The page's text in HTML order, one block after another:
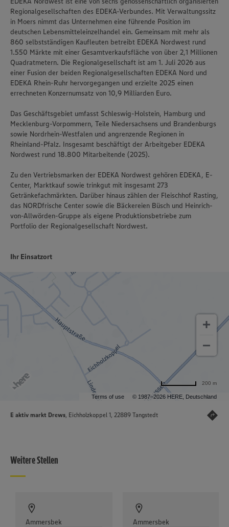
Regionalgesellschaften des EDEKA-Verbundes. Mit Verwaltungssitz
in Moers nimmt das Unternehmen eine führende Position im
deutschen Lebensmitteleinzelhandel ein. Gemeinsam mit mehr als
860 selbstständigen Kaufleuten betreibt EDEKA Nordwest rund
1.550 Märkte mit einer Gesamtverkaufsfläche von über 2,1 Millionen
Quadratmetern. Die Regionalgesellschaft ist am 1. Juli 2026 aus
einer Fusion der beiden Regionalgesellschaften EDEKA Nord und
EDEKA Rhein-Ruhr hervorgegangen und erzielte 2025 einen
errechneten Konzernumsatz von 10,9 Milliarden Euro.
Das Geschäftsgebiet umfasst Schleswig-Holstein, Hamburg und
Mecklenburg-Vorpommern, Teile Niedersachsens und Brandenburgs
sowie Nordrhein-Westfalen und angrenzende Regionen in
Rheinland-Pfalz. Insgesamt beschäftigt der Arbeitgeber EDEKA
Nordwest rund 18.800 Mitarbeitende (2025).
Zu den Vertriebsmarken der EDEKA Nordwest gehören EDEKA, E-
Center, Marktkauf sowie trinkgut mit insgesamt 273
Getränkefachmärkten. Darüber hinaus zählen der Fleischhof Rasting,
das NORDfrische Center sowie die Bäckereien Büsch und Heinrich-
von-Allwörden-Gruppe als eigene Produktionsbetriebe zum
Portfolio der Regionalgesellschaft Nordwest.
Ihr Einsatzort
Terms of use © 1987–2026 HERE, Deutschland
200 m
E aktiv markt Drews, Eichholzkoppel 1, 22889 Tangstedt
Weitere Stellen
Ammersbek Ammersbek